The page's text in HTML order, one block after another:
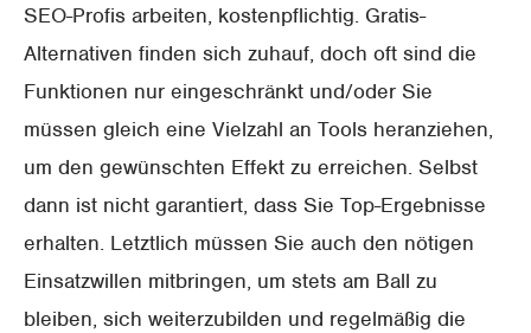
SEO-Profis arbeiten, kostenpflichtig. Gratis-
Alternativen finden sich zuhauf, doch oft sind die
Funktionen nur eingeschränkt und/oder Sie
müssen gleich eine Vielzahl an Tools heranziehen,
um den gewünschten Effekt zu erreichen. Selbst
dann ist nicht garantiert, dass Sie Top-Ergebnisse
erhalten. Letztlich müssen Sie auch den nötigen
Einsatzwillen mitbringen, um stets am Ball zu
bleiben, sich weiterzubilden und regelmäßig die